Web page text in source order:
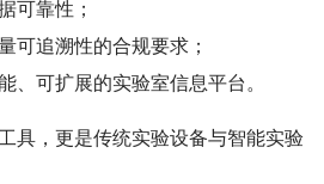
可靠性；
可追溯性的合规要求；
、可扩展的实验室信息平台。
具，更是传统实验设备与智能实验